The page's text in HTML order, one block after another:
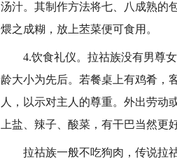
汤汁。其制作方法将七、八成熟的
煨之成糊，放上苤菜便可食用。
4.饮食礼仪。拉祜族没有男尊女
龄大小为先后。若餐桌上有鸡肴，
人，以示对主人的尊重。外出劳动
上盐、辣子、酸菜，有干巴当然更好
拉祜族一般不吃狗肉，传说拉祜